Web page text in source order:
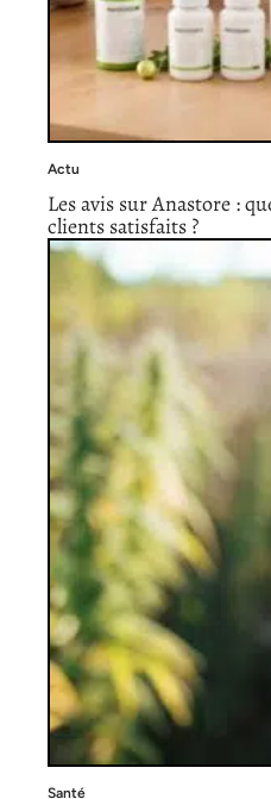
Actu
Les avis sur Anastore :
clients satisfaits ?
Santé